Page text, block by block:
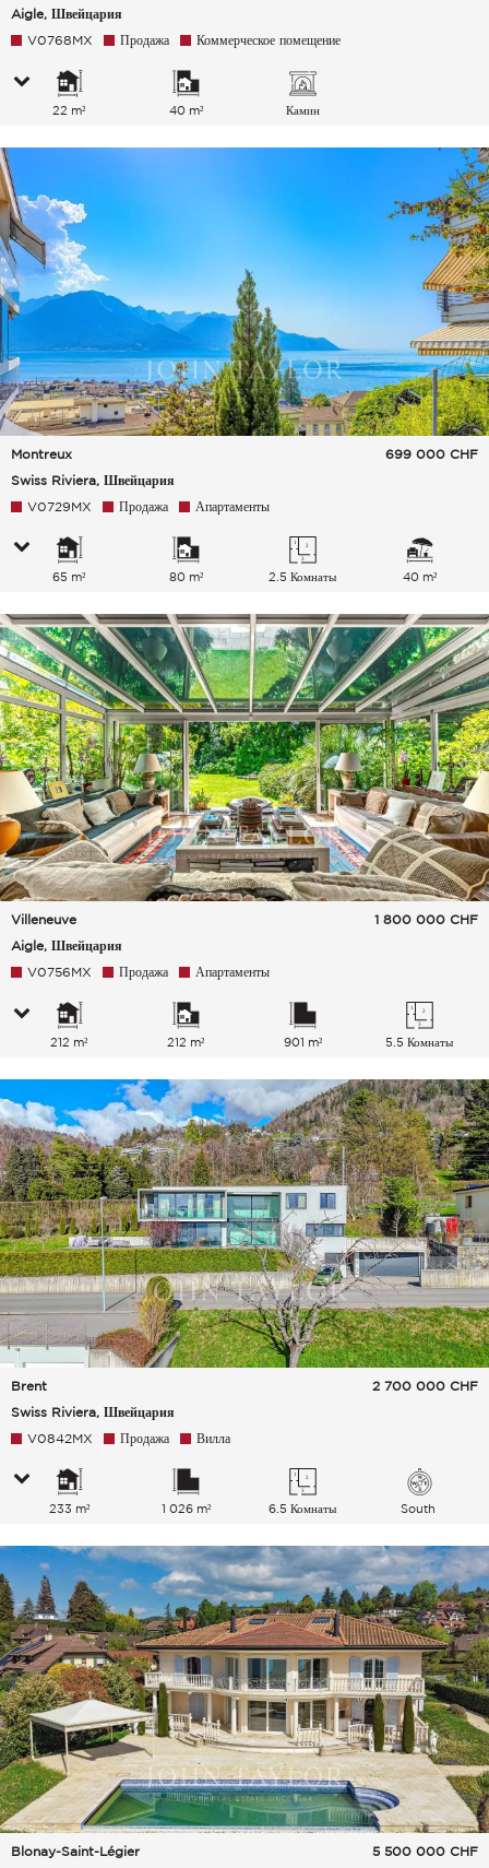
Aigle, Швейцария
V0768MX
Продажа Коммерческое помещение
22 m² 40 m² Камин
Montreux
Swiss Riviera, Швейцария
699 000 CHF
V0729MX Продажа Апартаменты
65 m² 80 m² 2.5 Комнаты 40 m²
Villeneuve
Aigle, Швейцария
1 800 000 CHF
V0756MX Продажа Апартаменты
212 m² 212 m² 901 m² 5.5 Комнаты
Brent
Swiss Riviera, Швейцария
2 700 000 CHF
V0842MX Продажа Вилла
233 m² 1 026 m² 6.5 Комнаты South
Blonay-Saint-Légier
5 500 000 CHF